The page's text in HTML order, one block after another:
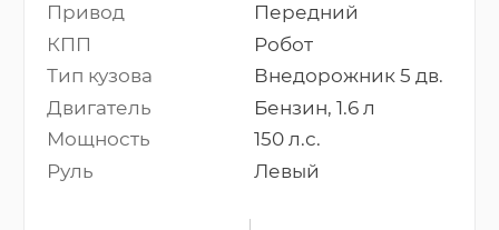
Привод
Передний
КПП
Робот
Тип кузова
Внедорожник 5 дв.
Двигатель
Бензин, 1.6 л
Мощность
150 л.с.
Руль
Левый